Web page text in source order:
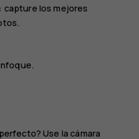
los mejores
Use la cámara